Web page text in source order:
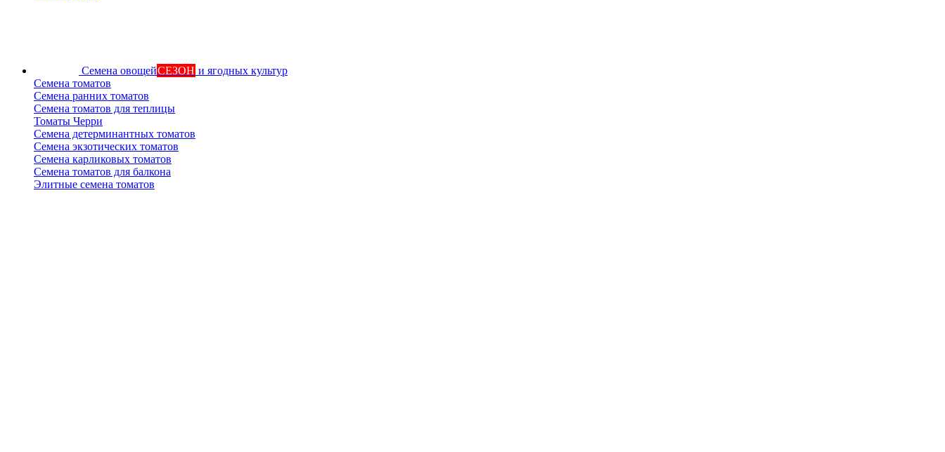
Семена овощейСЕЗОН и ягодных культур
Семена томатов
Семена ранних томатов
Семена томатов для теплицы
Томаты Черри
Семена детерминантных томатов
Семена экзотических томатов
Семена карликовых томатов
Семена томатов для балкона
Элитные семена томатов